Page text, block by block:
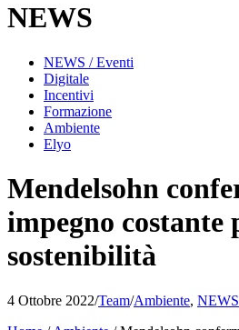
NEWS
NEWS / Eventi
Digitale
Incentivi
Formazione
Ambiente
Elyo
Mendelsohn
impegno costante
sostenibilità
4 Ottobre 2022/Team/Ambiente,